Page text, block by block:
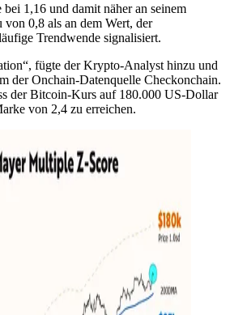
1,16 und damit näher an seinem
von 0,8 als an dem Wert, der
Trendwende signalisiert.
fügte der Krypto-Analyst hinzu und
der Onchain-Datenquelle Checkonchain.
der Bitcoin-Kurs auf 180.000 US-Dollar
von 2,4 zu erreichen.